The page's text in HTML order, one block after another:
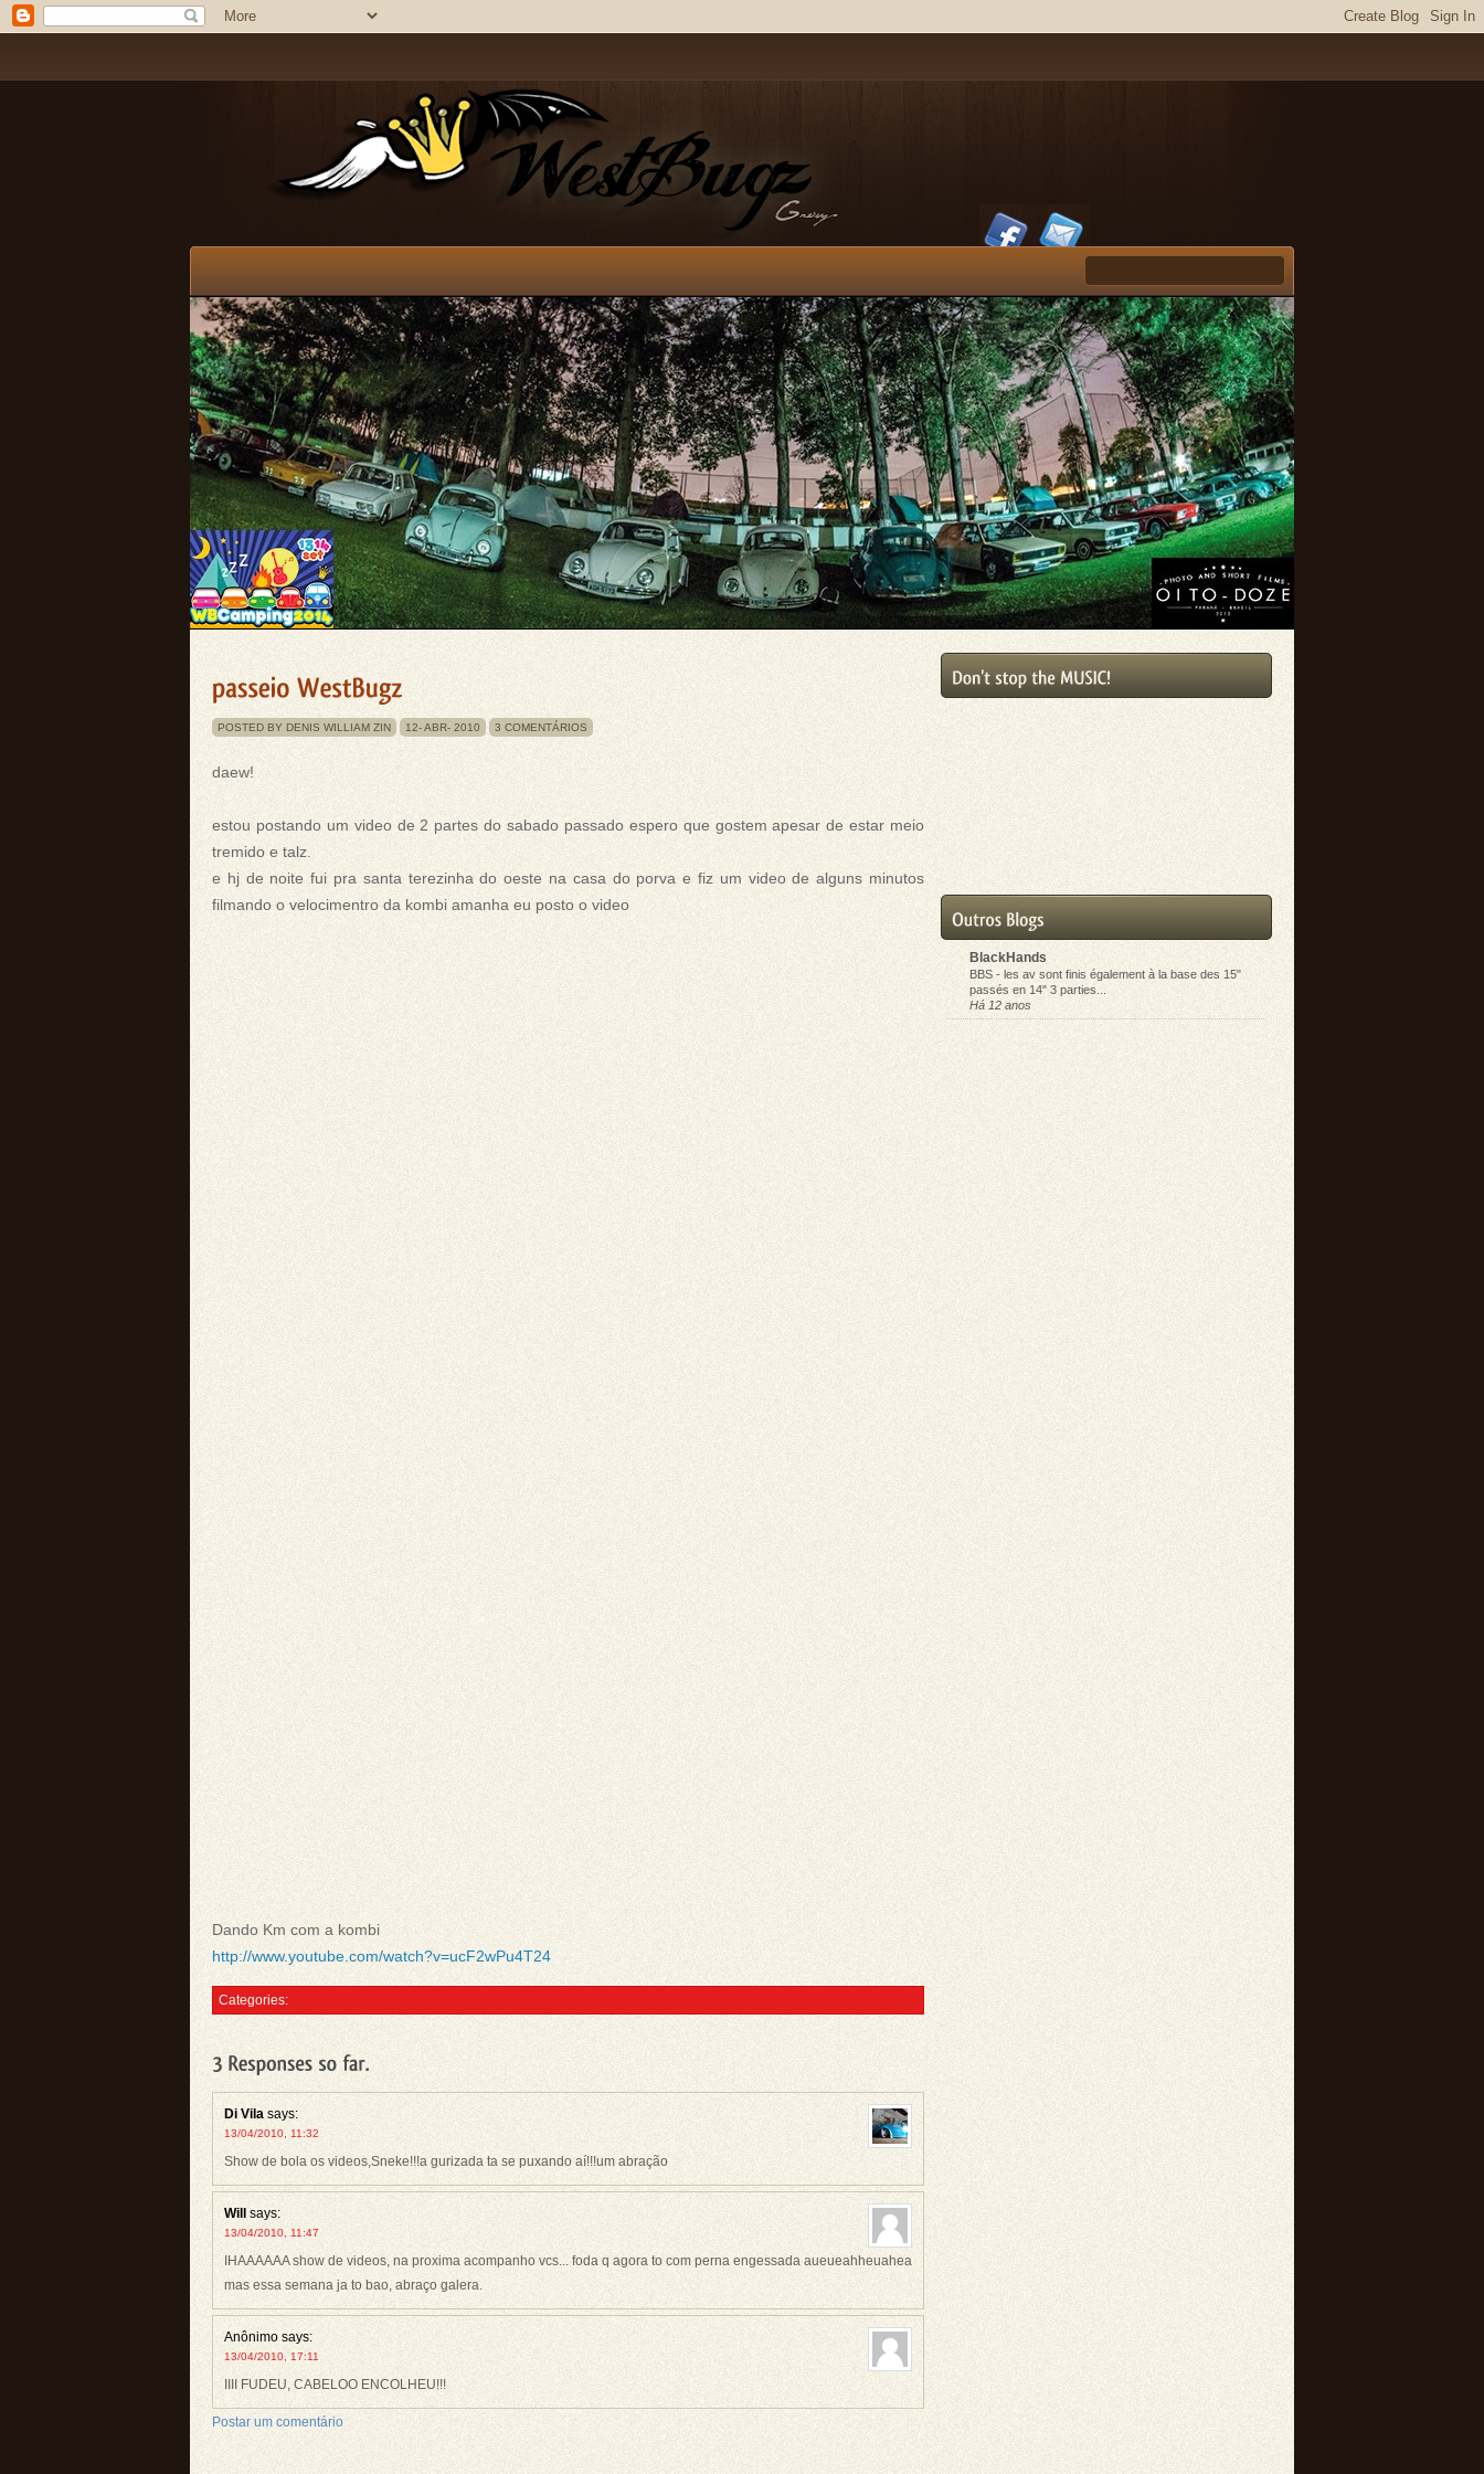
POSTED BY DENIS WILLIAM ZIN 12-ABR- 2010 3 COMENTÁRIOS
daew!
estou postando um video de 2 partes do sabado passado espero que gostem apesar de estar meio
tremido e talz.
e hj de noite fui pra santa terezinha do oeste na casa do porva e fiz um video de alguns minutos
filmando o velocimentro da kombi amanha eu posto o video
Dando Km com a kombi
http://www.youtube.com/watch?v=ucF2wPu4T24
Categories:
Di Vila says:
13/04/2010, 11:32
Show de bola os videos,Sneke!!!a gurizada ta se puxando aí!!!um abração
Will says:
13/04/2010, 11:47
IHAAAAAA show de videos, na proxima acompanho vcs... foda q agora to com perna engessada aueueahheuahea
mas essa semana ja to bao, abraço galera.
Anônimo says:
13/04/2010, 17:11
IIII FUDEU, CABELOO ENCOLHEU!!!
Postar um comentário
BlackHands
BBS - les av sont finis également à la base des 15"
passés en 14" 3 parties...
Há 12 anos